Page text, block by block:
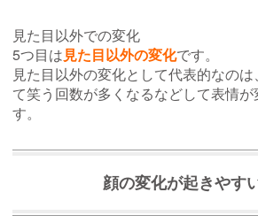
見た目以外での変化
5つ目は見た目以外の変化です。
見た目以外の変化として代表的なの
て笑う回数が多くなるなどして表情
す。
顔の変化が起きやす